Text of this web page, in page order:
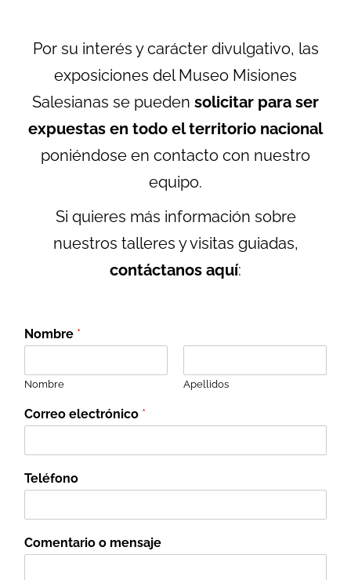
Por su interés y carácter divulgativo, las
exposiciones del Museo Misiones
Salesianas se pueden solicitar para ser
expuestas en todo el territorio nacional
poniéndose en contacto con nuestro
equipo.
Si quieres más información sobre
nuestros talleres y visitas guiadas,
contáctanos aquí:
Nombre *
Nombre Apellidos
Correo electrónico *
Teléfono
Comentario o mensaje